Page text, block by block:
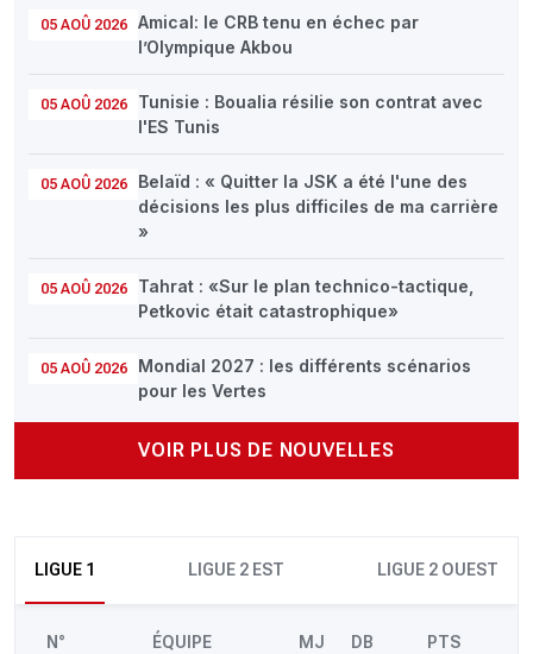
05 AOÛ 2026
Amical: le CRB tenu en échec par
l’Olympique Akbou
05 AOÛ 2026
Tunisie : Boualia résilie son contrat avec
l'ES Tunis
05 AOÛ 2026
Belaïd : « Quitter la JSK a été l'une des
décisions les plus difficiles de ma carrière
»
05 AOÛ 2026
Tahrat : «Sur le plan technico-tactique,
Petkovic était catastrophique»
05 AOÛ 2026
Mondial 2027 : les différents scénarios
pour les Vertes
VOIR PLUS DE NOUVELLES
LIGUE 1 LIGUE 2 EST LIGUE 2 OUEST
N° ÉQUIPE MJ DB PTS